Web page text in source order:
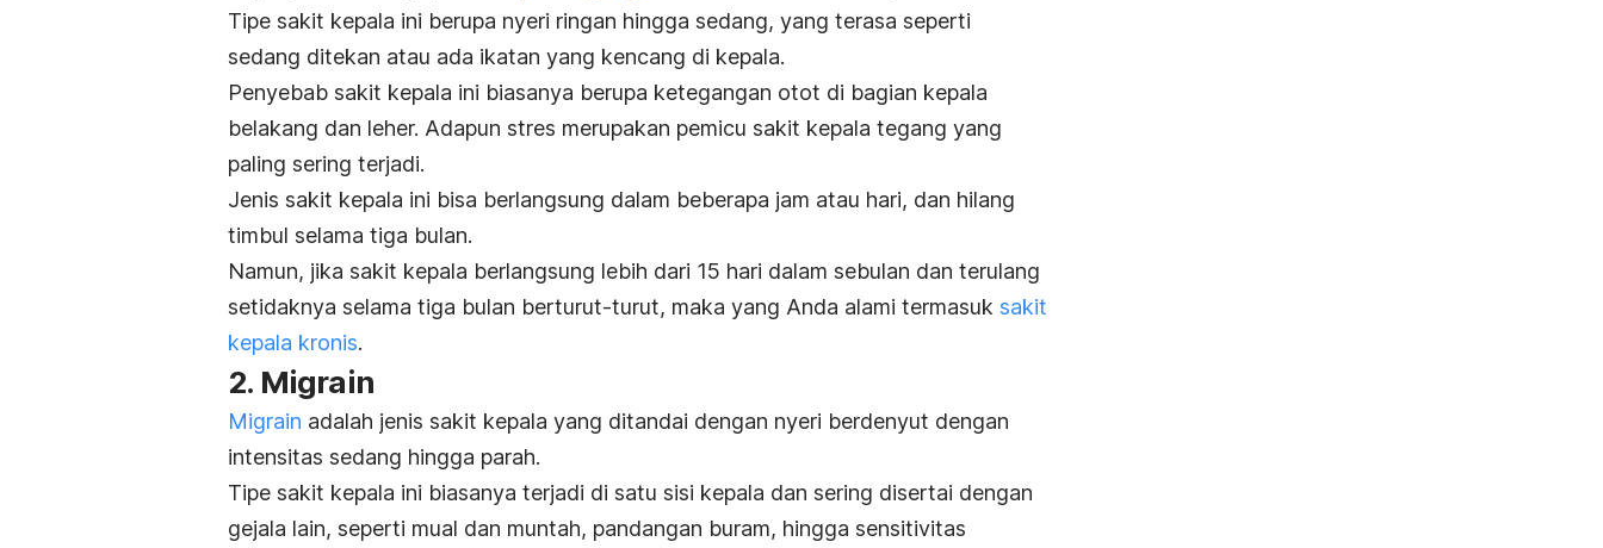
Tipe sakit kepala ini berupa nyeri ringan hingga sedang, yang terasa seperti
sedang ditekan atau ada ikatan yang kencang di kepala.
Penyebab sakit kepala ini biasanya berupa ketegangan otot di bagian kepala
belakang dan leher. Adapun stres merupakan pemicu sakit kepala tegang yang
paling sering terjadi.
Jenis sakit kepala ini bisa berlangsung dalam beberapa jam atau hari, dan hilang
timbul selama tiga bulan.
Namun, jika sakit kepala berlangsung lebih dari 15 hari dalam sebulan dan terulang
setidaknya selama tiga bulan berturut-turut, maka yang Anda alami termasuk sakit
kepala kronis.
2. Migrain
Migrain adalah jenis sakit kepala yang ditandai dengan nyeri berdenyut dengan
intensitas sedang hingga parah.
Tipe sakit kepala ini biasanya terjadi di satu sisi kepala dan sering disertai dengan
gejala lain, seperti mual dan muntah, pandangan buram, hingga sensitivitas